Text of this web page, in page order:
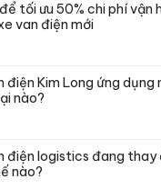
tối ưu 50% chi phí vận
van điện mới
điện Kim Long ứng dụng
nào?
điện logistics đang thay
nào?